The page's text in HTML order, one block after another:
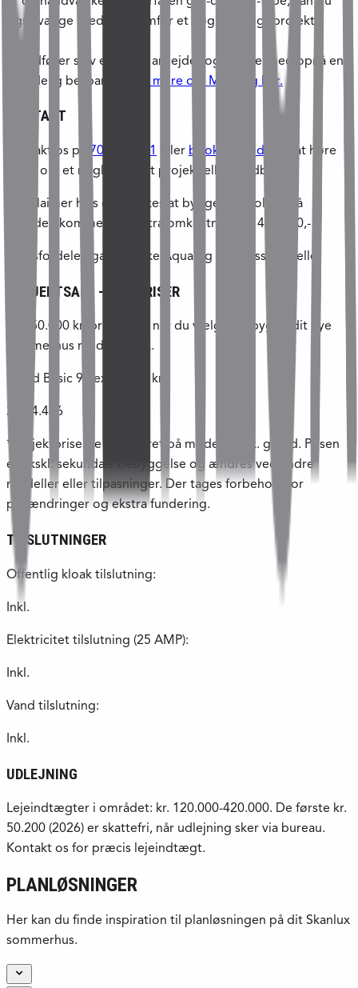
også vælge Medbyg fremfor et nøglefærdigt projekt.
Du udfører selv en del af arbejdet og kan dermed opnå en
betydelig besparelse.
Se mere om Medbyg her.
KONTAKT
Kontakt os på 70 21 45 21 eller book et møde
for at høre
mere om et nøglefærdigt projekt eller Medbyg
*Disclaimer hvis der ønskes at bygge et poolhus på
grunden kommer en ekstra omkostning på 400.000,-
**Prisfordelen gælder ikke Aqua og Wellness modeller
PROJEKTSALG – FRA PRISER
Få 150.000 kr. prisfordel, når du vælger at bygge dit nye
sommerhus med Skanlux.
Trend Basic 94 ex. grund kr.:
2.044.436
*Projektpriserne er baseret på model 94 ex. grund. Prisen
er ekskl. sekundær bebyggelse og ændres ved andre
modeller eller tilpasninger. Der tages forbehold for
prisændringer og ekstra fundering.
TILSLUTNINGER
Offentlig kloak tilslutning:
Inkl.
Elektricitet tilslutning (25 AMP):
Inkl.
Vand tilslutning:
Inkl.
UDLEJNING
Lejeindtægter i området: kr. 120.000-420.000. De første kr.
50.200 (2026) er skattefri, når udlejning sker via bureau.
Kontakt os for præcis lejeindtægt.
PLANLØSNINGER
Her kan du finde inspiration til planløsningen på dit Skanlux
sommerhus.